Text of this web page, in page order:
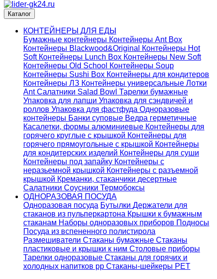
Каталог
КОНТЕЙНЕРЫ ДЛЯ ЕДЫ
Бумажные контейнеры Контейнеры Ant Box
Контейнеры Blackwood&Original
Контейнеры Hot
Soft Контейнеры Lunch Box Контейнеры New Soft
Контейнеры Old School Контейнеры Soup
Контейнеры Sushi Box Контейнеры для кондитеров
Контейнеры ЛЗ Контейнеры универсальные Лотки
AntСалатники Salad Bowl Тарелки бумажные
Упаковка для лапши Упаковка для сэндвичей и
роллов Упаковка для фастфуда Одноразовые
контейнеры Банки суповые Ведра герметичные
Касалетки, формы алюминиевые Контейнеры для
горячего круглые с крышкой Контейнеры для
горячего прямоугольные с крышкой Контейнеры
для кондитерских изделий Контейнеры для суши
Контейнеры под запайку Контейнеры с
неразьемной крышкой Контейнеры с разъемной
крышкой Креманки, стаканчики десертные
Салатники Соусники Термобоксы
ОДНОРАЗОВАЯ ПОСУДА
Одноразовая посуда Бутылки Держатели для
стаканов из пульперкартона Крышки к бумажным
стаканам Наборы одноразовых приборов Подносы
Посуда из вспененного полистирола
Размешиватели Стаканы бумажные Стаканы
пластиковые и крышки к ним Столовые приборы
Тарелки одноразовые Стаканы для горячих и
холодных напитков pp Стаканы-шейкеры PET